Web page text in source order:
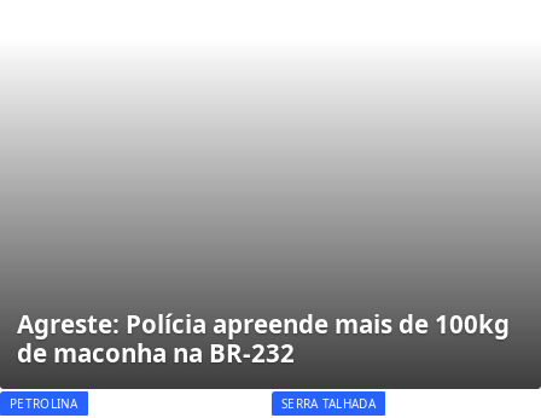
Agreste: Polícia apreende mais de 100kg
de maconha na BR-232
PETROLINA SERRA TALHADA